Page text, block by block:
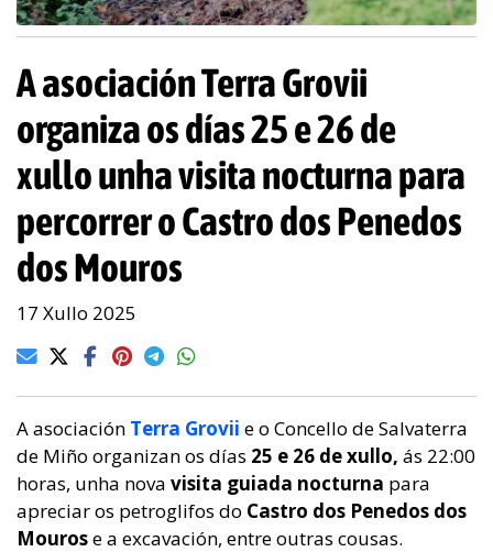
A asociación Terra Grovii
organiza os días 25 e 26 de
xullo unha visita nocturna para
percorrer o Castro dos Penedos
dos Mouros
17 Xullo 2025
A asociación Terra Grovii e o Concello de Salvaterra
de Miño organizan os días 25 e 26 de xullo, ás 22:00
horas, unha nova visita guiada nocturna para
apreciar os petroglifos do Castro dos Penedos dos
Mourose a excavación, entre outras cousas.